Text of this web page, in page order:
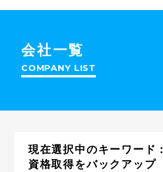
会社一覧
COMPANY LIST
現在選択中のキーワード：
資格取得をバックアップ